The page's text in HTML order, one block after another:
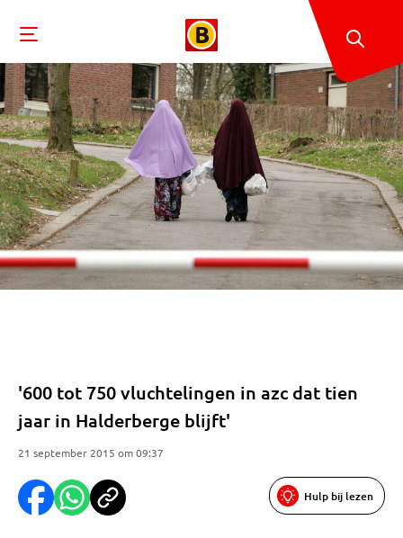
'600 tot 750 vluchtelingen in azc dat tien
jaar in Halderberge blijft'
21 september 2015 om 09:37
Hulp bij lezen